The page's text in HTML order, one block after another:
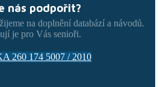
nás podpořit?
na doplnění databází a návodů.
je pro Vás senioři.
260 174 5007 / 2010